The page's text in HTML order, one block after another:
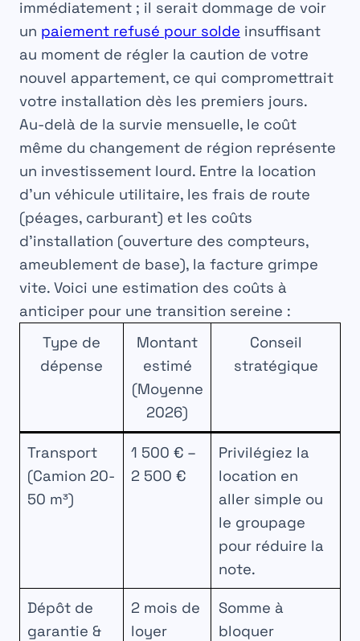
immédiatement ; il serait dommage de voir
un paiement refusé pour solde insuffisant
au moment de régler la caution de votre
nouvel appartement, ce qui compromettrait
votre installation dès les premiers jours.
Au-delà de la survie mensuelle, le coût
même du changement de région représente
un investissement lourd. Entre la location
d’un véhicule utilitaire, les frais de route
(péages, carburant) et les coûts
d’installation (ouverture des compteurs,
ameublement de base), la facture grimpe
vite. Voici une estimation des coûts à
anticiper pour une transition sereine :
Type de
dépense
Montant
estimé
(Moyenne
2026)
Conseil
stratégique
Transport
(Camion 20-
50 m³)
1 500 € –
2 500 €
Privilégiez la
location en
aller simple ou
le groupage
pour réduire la
note.
Dépôt de
garantie &
2 mois de
loyer
Somme à
bloquer